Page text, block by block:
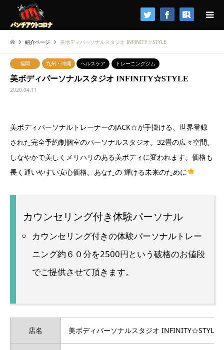
検索
紹介ページ 美ボディパーソナルスタジオ INFINITY☆STYLE
福岡 九州・沖縄 ヘルスケア トレーニングジム
美ボディパーソナルスタジオ INFINITY☆STYLE
2020.04.11
美ボディパーソナルトレーナーのJACK☆が手掛ける、世界登録
された完全予約制個室のパーソナルスタジオ。32畳の広々空間。
しなやかで美しくメリハリのある美ボディに変われます。価格も
長く通いやすい安心価格。あなたの 輝ける未来のために
カウンセリング付き体験パーソナル
カウンセリング付きの体験パーソナルトレー
ニング約６０分を2500円という破格のお値段
でご提供させて頂きます。
店名 美ボディパーソナルスタジオ INFINITY☆STYLE